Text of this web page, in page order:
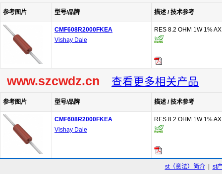
参考图片 型号/品牌 描述 / 技术参考
CMF608R2000FKEA
Vishay Dale
RES 8.2 OHM 1W 1%
www.szcwdz.cn 查看更多相关产品
参考图片 型号/品牌 描述 / 技术参考
CMF608R2000FKEA
Vishay Dale
RES 8.2 OHM 1W 1%
st（意法）简介| st